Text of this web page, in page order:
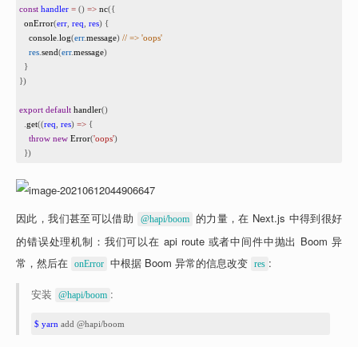
const handler = () => nc({
onError(err req res) {
console log(err.message) // => 'oops'
res send(err.message)
  }
})
export default handler()
get((req res) => {
throw new Error('oops')
})
因此，我们甚至可以借助 @hapi/boom
的力量，在 Next.js 中得到很好
的错误处理机制：我们可以在 api route 或者中间件中抛出 Boom 异
常，然后在 onError 中根据 Boom 异常的信息改变 res :
安装 @hapi/boom :
$ yarn add @hapi/boom